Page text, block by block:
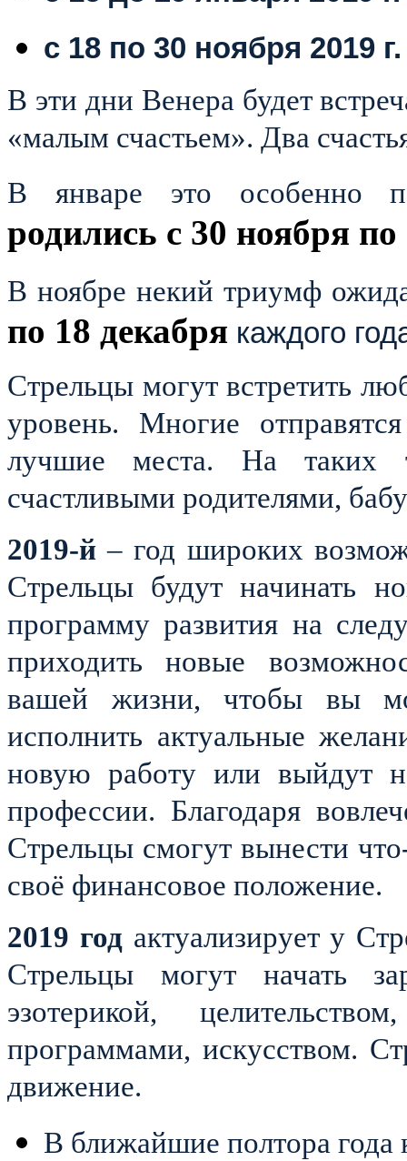
с 18 по 30 ноября 2019 г.
В эти дни Венера будет
«малым счастьем». Два
В январе это особенно
родились с 30 ноября по
В ноябре некий триумф
по 18 декабря каждого
Стрельцы могут встретить
уровень. Многие
лучшие места. На таких
счастливыми родителями,
2019-й – год широких
Стрельцы будут начинать
программу развития на
приходить новые
вашей жизни, чтобы вы
исполнить актуальные
новую работу или выйдут
профессии. Благодаря
Стрельцы смогут вынести
своё финансовое положение.
2019 год актуализирует у
Стрельцы могут начать
эзотерикой,
программами, искусством.
движение.
В ближайшие полтора